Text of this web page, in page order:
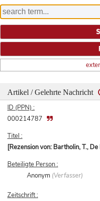
Artikel / Gelehrte Nachricht
ID (PPN) :
000214787
Titel :
[Rezension von: Bartholin, T.,
Beteiligte Person :
Anonym (Verfasser)
Zeitschrift :